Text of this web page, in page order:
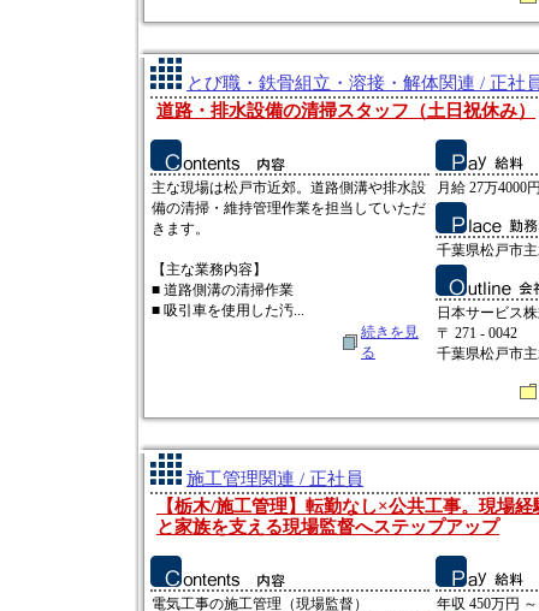
とび職・鉄骨組立・溶接・解体関連 / 正社
道路・排水設備の清掃スタッフ（土日祝休み）
主な現場は松戸市近郊。道路側溝や排水設
備の清掃・維持管理作業を担当していただ
きます。
【主な業務内容】
■ 道路側溝の清掃作業
■ 吸引車を使用した汚...
続きを見
る
月給 27万4000
千葉県松戸市
日本サービス
〒 271 - 0042
千葉県松戸市
施工管理関連 / 正社員
【栃木/施工管理】転勤なし×公共工事。現場
と家族を支える現場監督へステップアップ
電気工事の施工管理（現場監督）
年収 450万円